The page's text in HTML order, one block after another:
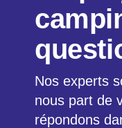
Nos experts
nous part de
répondons